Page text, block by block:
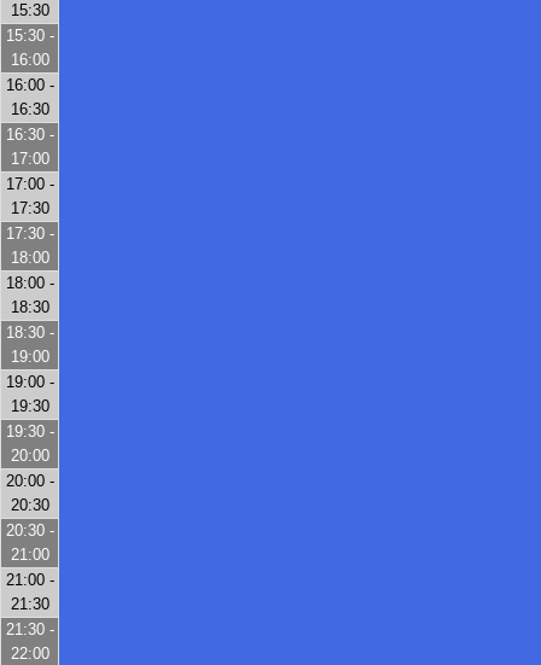
15:30
15:30 -
16:00
16:00 -
16:30
16:30 -
17:00
17:00 -
17:30
17:30 -
18:00
18:00 -
18:30
18:30 -
19:00
19:00 -
19:30
19:30 -
20:00
20:00 -
20:30
20:30 -
21:00
21:00 -
21:30
21:30 -
22:00